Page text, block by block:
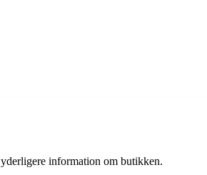
information om butikken.